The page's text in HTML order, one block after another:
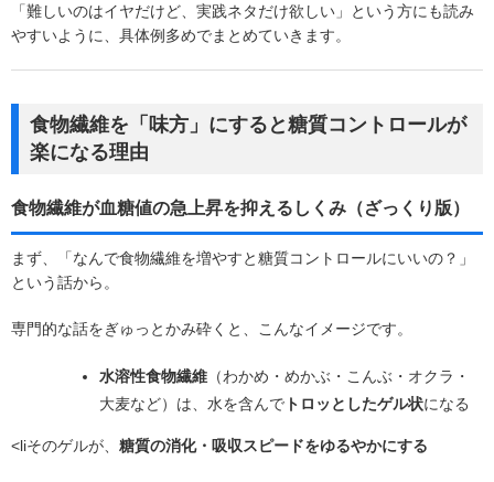
「難しいのはイヤだけど、実践ネタだけ欲しい」という方にも読み
やすいように、具体例多めでまとめていきます。
食物繊維を「味方」にすると糖質コントロールが
楽になる理由
食物繊維が血糖値の急上昇を抑えるしくみ（ざっくり版）
まず、「なんで食物繊維を増やすと糖質コントロールにいいの？」
という話から。
専門的な話をぎゅっとかみ砕くと、こんなイメージです。
水溶性食物繊維 （わかめ・めかぶ・こんぶ・オクラ・
大麦など）は、水を含んで トロッとしたゲル状になる
<liそのゲルが、 糖質の消化・吸収スピードをゆるやかにする